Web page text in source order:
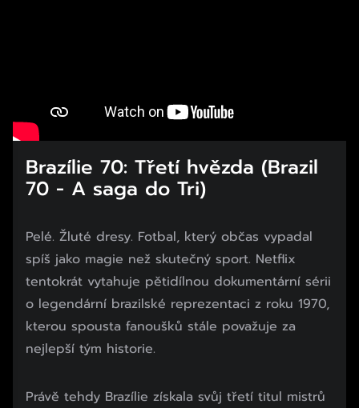
Brazílie 70: Třetí hvězda (Brazil
70 - A saga do Tri)
Pelé. Žluté dresy. Fotbal, který občas vypadal
spíš jako magie než skutečný sport. Netflix
tentokrát vytahuje pětidílnou dokumentární sérii
o legendární brazilské reprezentaci z roku 1970,
kterou spousta fanoušků stále považuje za
nejlepší tým historie.
Právě tehdy Brazílie získala svůj třetí titul mistrů